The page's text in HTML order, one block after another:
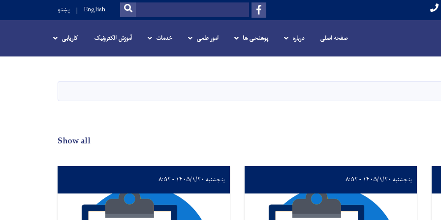
content
Facebook
Search
SEARCH
English پښتو
صفحه اصلی درباره پوهنحی ها امور علمی خدمات آموزش الکترونیک کاریابی
Show all
پنجشنبه ۱۴۰۵/۱/۲۰ - ۸:۵۲ پنجشنبه ۱۴۰۵/۱/۲۰ - ۸:۵۲